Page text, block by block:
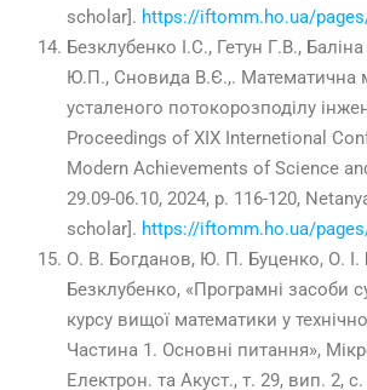
scholar]. https://iftomm.ho.ua/
Безклубенко І.С., Гетун Г.В.,
Ю.П., Сновида В.Є.,. Математична
усталеного потокорозподілу
Proceedings of XIX Internetional
Modern Achievements of Science
29.09-06.10, 2024, p. 116-120,
scholar]. https://iftomm.ho.ua/
О. В. Богданов, Ю. П. Буценко, О. І.
Безклубенко, «Програмні засоби
курсу вищої математики у
Частина 1. Основні питання»,
Електрон. та Акуст., т. 29, вип. 2, с.